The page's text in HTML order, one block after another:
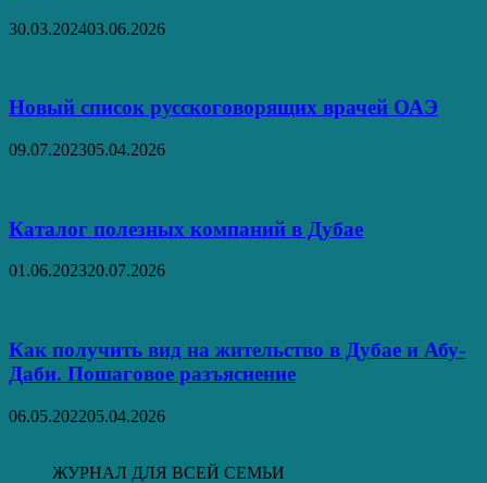
30.03.202403.06.2026
Новый список русскоговорящих врачей ОАЭ
09.07.202305.04.2026
Каталог полезных компаний в Дубае
01.06.202320.07.2026
Как получить вид на жительство в Дубае и Абу-
Даби. Пошаговое разъяснение
06.05.202205.04.2026
ЖУРНАЛ ДЛЯ ВСЕЙ СЕМЬИ